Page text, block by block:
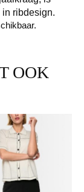
ribdesign.
OOK